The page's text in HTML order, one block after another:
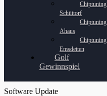
Chiptuning
Schüttorf
Chiptuning
Ahaus
Chiptuning
Emsdetten
Golf
Gewinnspiel
Software Update